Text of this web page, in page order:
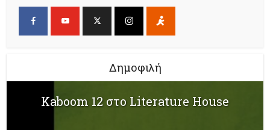
Δημοφιλή
Kaboom 12 στο Literature House